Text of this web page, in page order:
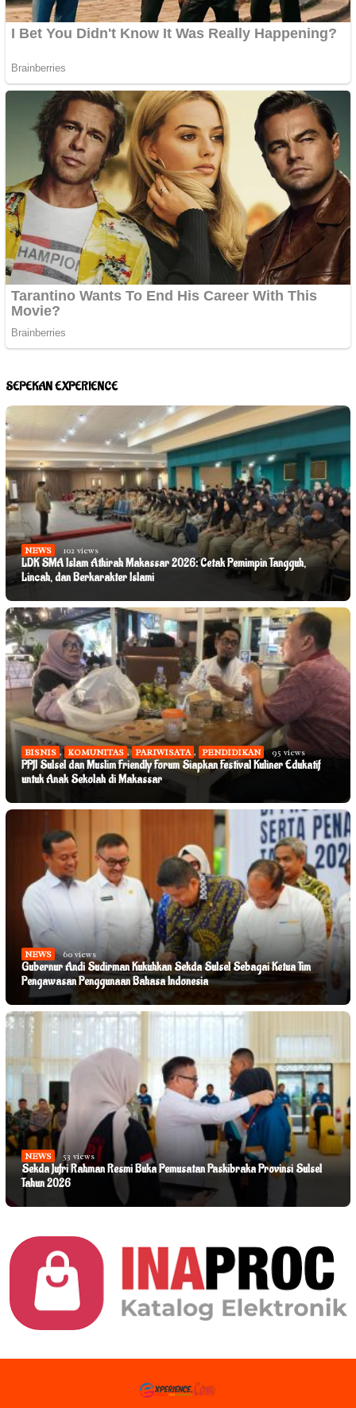
SEPEKAN EXPERIENCE
NEWS 102 views
LDK SMA Islam Athirah Makassar 2026: Cetak Pemimpin Tangguh,
Lincah, dan Berkarakter Islami
BISNIS , KOMUNITAS , PARIWISATA , PENDIDIKAN 95 views
PPJI Sulsel dan Muslim Friendly Forum Siapkan Festival Kuliner Edukatif
untuk Anak Sekolah di Makassar
NEWS 60 views
Gubernur Andi Sudirman Kukuhkan Sekda Sulsel Sebagai Ketua Tim
Pengawasan Penggunaan Bahasa Indonesia
NEWS 53 views
Sekda Jufri Rahman Resmi Buka Pemusatan Paskibraka Provinsi Sulsel
Tahun 2026